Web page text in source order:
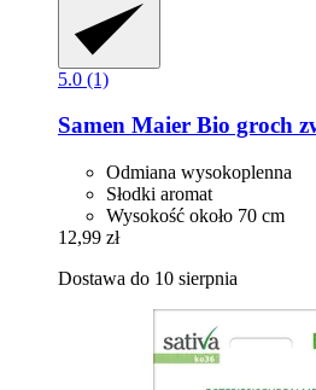
5.0 (1)
Samen Maier Bio groch
Odmiana wysokoplenna
Słodki aromat
Wysokość około 70 cm
12,99 zł
Dostawa do 10 sierpnia